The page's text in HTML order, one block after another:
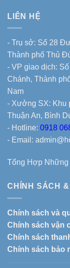
LIÊN HỆ
- Trụ sở: Số 28
Thành phố Thủ
- VP giao dịch:
Chánh, Thành
Nam
- Xưởng SX: Khu
Thuận An, Bình
- Hotline: 0918
- Email:
Tổng Hợp Những
CHÍNH SÁCH
Chính sách và
Chính sách vận
Chính sách
Chính sách bảo